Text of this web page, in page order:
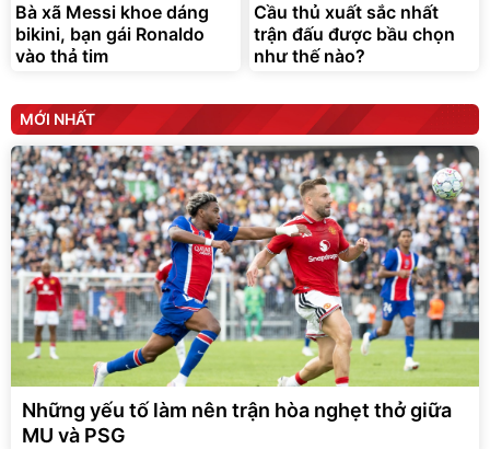
Bà xã Messi khoe dáng
bikini, bạn gái Ronaldo
vào thả tim
Cầu thủ xuất sắc nhất
trận đấu được bầu chọn
như thế nào?
MỚI NHẤT
Những yếu tố làm nên trận hòa nghẹt thở giữa
MU và PSG